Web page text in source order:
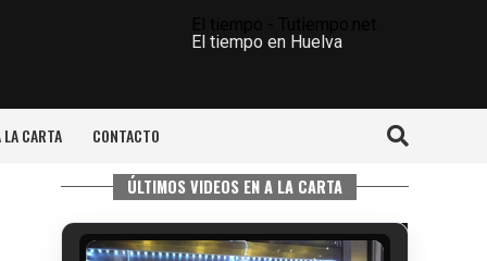
El tiempo en Huelva
LA CARTA CONTACTO
ÚLTIMOS VIDEOS EN A LA CARTA